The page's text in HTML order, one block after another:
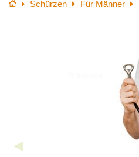
StartseiteSchürzen Für Männer